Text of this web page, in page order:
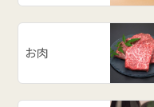
お肉